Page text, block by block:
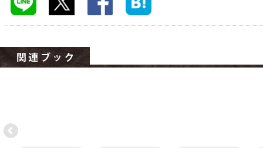
大学・専門学校ナビ
小・中学校ナビ